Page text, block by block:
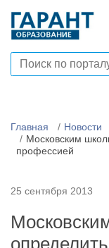
Главная Новости
Московским
профессией
25 сентября 2013